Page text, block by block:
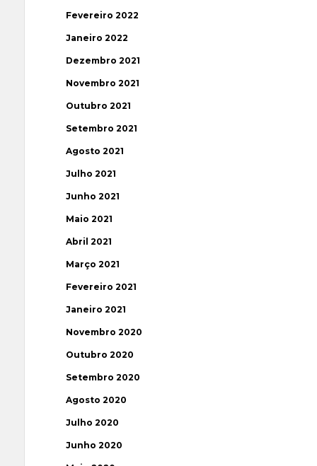
Fevereiro 2022
Janeiro 2022
Dezembro 2021
Novembro 2021
Outubro 2021
Setembro 2021
Agosto 2021
Julho 2021
Junho 2021
Maio 2021
Abril 2021
Março 2021
Fevereiro 2021
Janeiro 2021
Novembro 2020
Outubro 2020
Setembro 2020
Agosto 2020
Julho 2020
Junho 2020